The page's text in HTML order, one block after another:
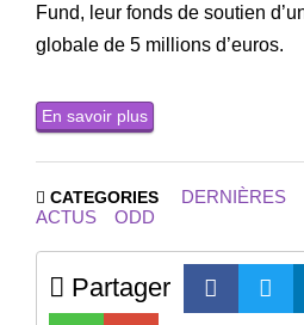
Fund, leur fonds de soutien
globale de 5 millions d’euros.
En savoir plus
CATEGORIES
DERNIÈRES
ACTUS
ODD
Partager